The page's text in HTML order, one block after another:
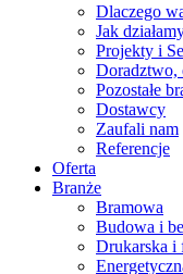
Dlaczego
Jak
Projekty i
Doradztwo,
Pozostałe
Dostawcy
Zaufali nam
Referencje
Oferta
Branże
Bramowa
Budowa i
Drukarska i